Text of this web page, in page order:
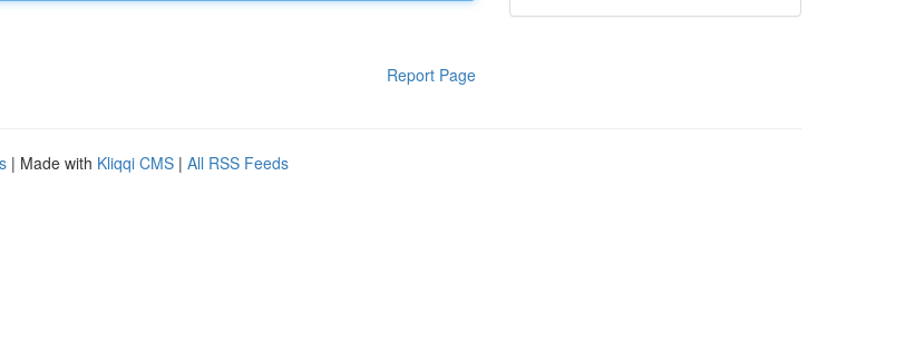
Report Page
| Made with Kliqqi CMS | All RSS Feeds